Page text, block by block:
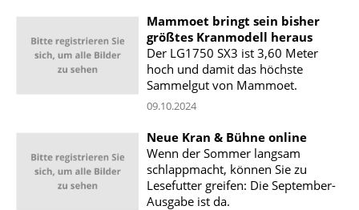
Mammoet bringt sein bisher
größtes Kranmodell heraus
Der LG1750 SX3 ist 3,60 Meter
hoch und damit das höchste
Sammelgut von Mammoet.
09.10.2024
Neue Kran & Bühne online
Wenn der Sommer langsam
schlappmacht, können Sie zu
Lesefutter greifen: Die September-
Ausgabe ist da.